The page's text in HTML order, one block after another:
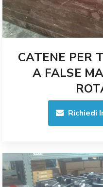
CATENE PER
A FALSE
Richiedi